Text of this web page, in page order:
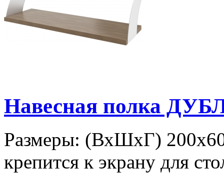
Навесная полка
Размеры: (ВхШхГ)
крепится к экрану для